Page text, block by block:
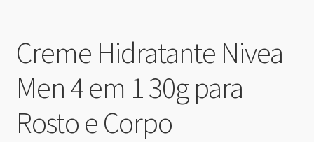
Creme Hidratante Nivea
Men 4 em 1 30g para
Rosto e Corpo